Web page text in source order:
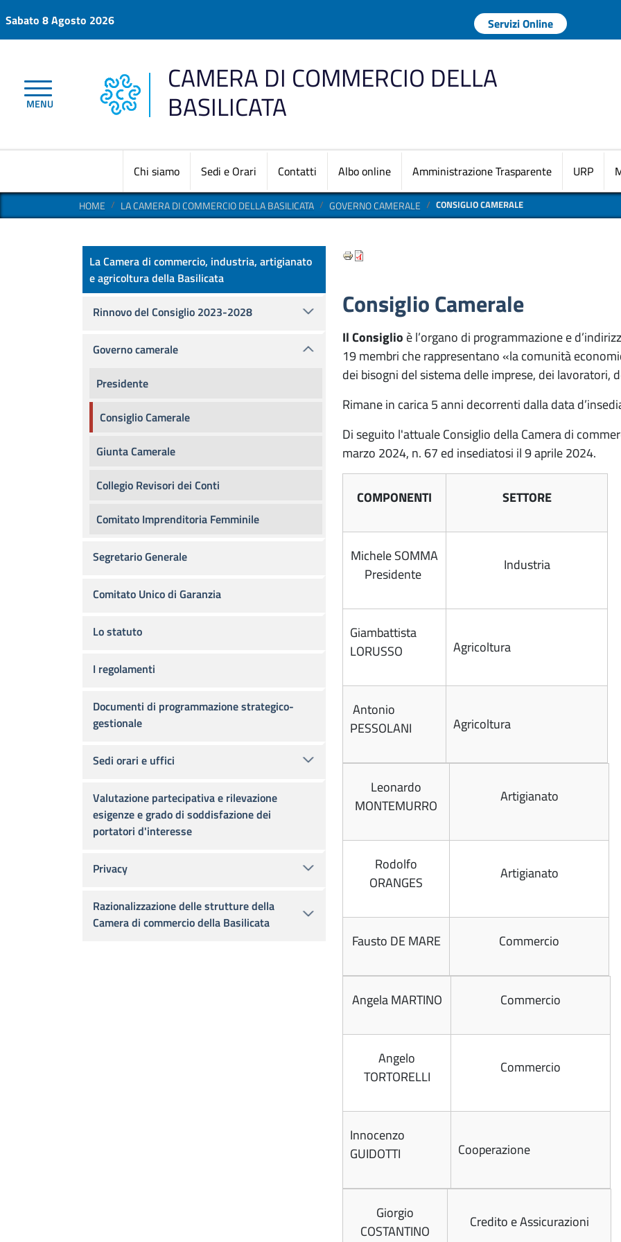
Sabato 8 Agosto 2026 Menu profilo
Servizi Online
MENU
CAMERA DI COMMERCIO DELLA
BASILICATA
Navigazione
Chi siamo Sedi e Orari Contatti Albo online Amministrazione Trasparente URP
HOME LA CAMERA DI COMMERCIO DELLA BASILICATA GOVERNO CAMERALE CONSIGLIO CAMERALE
Consiglio Camerale
Il Consiglioè l’organo di programmazione e
19 membri che rappresentano «la comunità
dei bisogni del sistema delle imprese, dei lavoratori,
Rimane in carica 5 anni decorrenti dalla data
Di seguito l'attuale Consiglio della Camera di
marzo 2024, n. 67 ed insediatosi il 9 aprile 2024.
COMPONENTI SETTORE
Michele SOMMA
Presidente
Industria
Giambattista
LORUSSO
Agricoltura
Antonio
PESSOLANI
Agricoltura
Leonardo
MONTEMURRO
Artigianato
Rodolfo
ORANGES
Artigianato
Fausto DE MARE Commercio
Angela MARTINO Commercio
Angelo
TORTORELLI
Commercio
Innocenzo
GUIDOTTI
Cooperazione
Giorgio
COSTANTINO
Credito e Assicurazioni
La CCIAA della Basilicata
La Camera di commercio, industria, artigianato
e agricoltura della Basilicata
Rinnovo del Consiglio 2023-2028
Governo camerale
Presidente
Consiglio Camerale
Giunta Camerale
Collegio Revisori dei Conti
Comitato Imprenditoria Femminile
Segretario Generale
Comitato Unico di Garanzia
Lo statuto
I regolamenti
Documenti di programmazione strategico-
gestionale
Sedi orari e uffici
Valutazione partecipativa e rilevazione
esigenze e grado di soddisfazione dei
portatori d'interesse
Privacy
Razionalizzazione delle strutture della
Camera di commercio della Basilicata